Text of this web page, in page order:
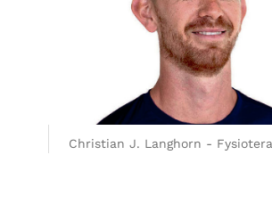
Christian J. Langhorn -